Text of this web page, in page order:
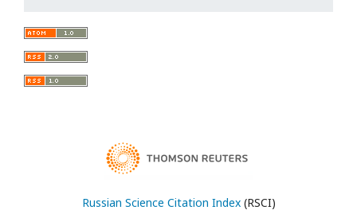
Russian Science Citation Index(RSCI)